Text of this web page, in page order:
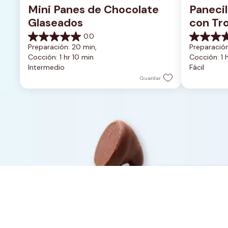
Mini Panes de Chocolate
Glaseados
0.0
0.0
de
5
estrellas.
Preparación: 20 min,
Cocción: 1 hr 10 min
Intermedio
Guardar
con
0.0
de
5
estrellas.
Cocción: 1
Fácil